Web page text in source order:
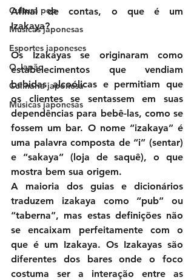
Cultura pop
Músicas japonesas
Esportes japoneses
O Japão
Culinária japonesa
Músicas japonesas
Afinal de contas, o que é um
Izakaya?
Os Izakayas se originaram como
estabelecimentos que vendiam
bebidas alcoólicas e permitiam que
os clientes se sentassem em suas
dependências para bebê-las, como se
fossem um bar. O nome “izakaya” é
uma palavra composta de “i” (sentar)
e “sakaya” (loja de saquê), o que
mostra bem sua origem.
A maioria dos guias e dicionários
traduzem izakaya como “pub” ou
“taberna”, mas estas definições não
se encaixam perfeitamente com o
que é um Izakaya. Os Izakayas são
diferentes dos bares onde o foco
costuma ser a interação entre as